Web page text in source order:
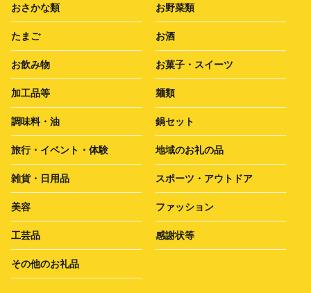
おさかな類 お野菜類
たまご お酒
お飲み物 お菓子・スイーツ
加工品等 麺類
調味料・油 鍋セット
旅行・イベント・体験 地域のお礼の品
雑貨・日用品 スポーツ・アウトドア
美容 ファッション
工芸品 感謝状等
その他のお礼品